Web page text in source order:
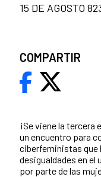
¡Se viene la
un encuentro para
ciberfeministas que
desigualdades en el
por parte de las
15 DE AGOSTO
COMPARTIR